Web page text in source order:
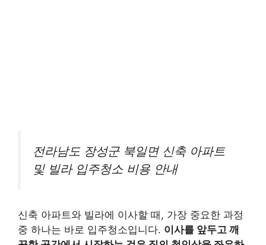
전라남도 장성군 북일면 신축 아파트
및 빌라 입주청소 비용 안내
신축 아파트와 빌라에 이사할 때, 가장 중요한 과정
중 하나는 바로 입주청소입니다. 이사를 앞두고 깨